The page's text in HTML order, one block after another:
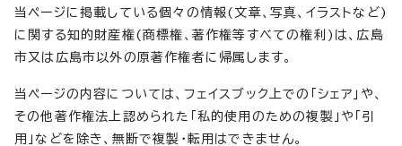
当ページに掲載している個々の情報(文章、写真、イラストなど)
に関する知的財産権(商標権、著作権等すべての権利)は、広島
市又は広島市以外の原著作権者に帰属します。
当ページの内容については、フェイスブック上での「シェア」や、
その他著作権法上認められた「私的使用のための複製」や「引
用」などを除き、無断で複製・転用はできません。